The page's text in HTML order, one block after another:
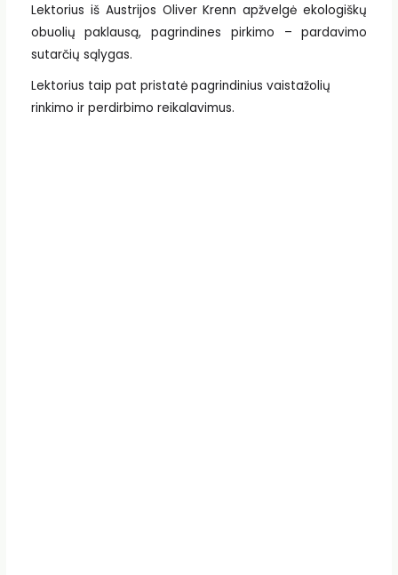
Lektorius iš Austrijos Oliver Krenn apžvelgė ekologiškų
obuolių paklausą, pagrindines pirkimo – pardavimo
sutarčių sąlygas.
Lektorius taip pat pristatė pagrindinius vaistažolių
rinkimo ir perdirbimo reikalavimus.